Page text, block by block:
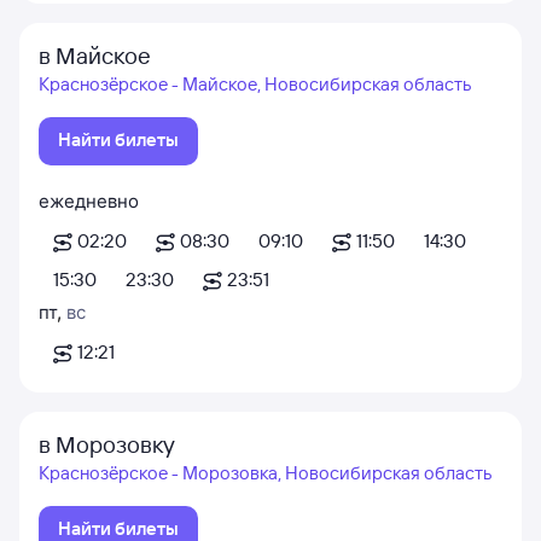
в Майское
Краснозёрское - Майское, Новосибирская область
Найти билеты
ежедневно
02:20
08:30 09:10 11:50
14:30
15:30
23:30
23:51
пт, вс
12:21
в Морозовку
Краснозёрское - Морозовка, Новосибирская область
Найти билеты